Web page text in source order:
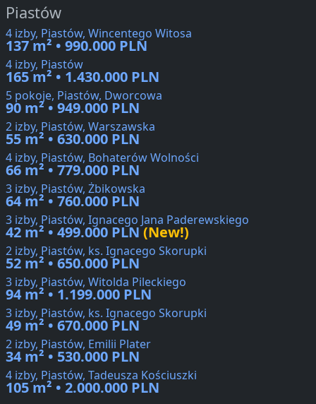
Piastów
4 izby, Piastów, Wincentego Witosa
137 m² • 990.000 PLN
4 izby, Piastów
165 m² • 1.430.000 PLN
5 pokoje, Piastów, Dworcowa
90 m² • 949.000 PLN
2 izby, Piastów, Warszawska
55 m² • 630.000 PLN
4 izby, Piastów, Bohaterów Wolności
66 m² • 779.000 PLN
3 izby, Piastów, Żbikowska
64 m² • 760.000 PLN
3 izby, Piastów, Ignacego Jana Paderewskiego
42 m² • 499.000 PLN(New!)
2 izby, Piastów, ks. Ignacego Skorupki
52 m² • 650.000 PLN
3 izby, Piastów, Witolda Pileckiego
94 m² • 1.199.000 PLN
3 izby, Piastów, ks. Ignacego Skorupki
49 m² • 670.000 PLN
2 izby, Piastów, Emilii Plater
34 m² • 530.000 PLN
4 izby, Piastów, Tadeusza Kościuszki
105 m² • 2.000.000 PLN